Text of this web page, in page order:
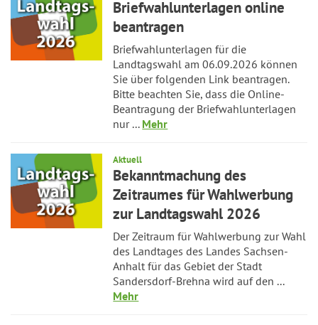
Briefwahlunterlagen online
beantragen
Briefwahlunterlagen für die
Landtagswahl am 06.09.2026 können
Sie über folgenden Link beantragen.
Bitte beachten Sie, dass die Online-
Beantragung der Briefwahlunterlagen
nur ... Mehr
Aktuell
Bekanntmachung des
Zeitraumes für Wahlwerbung
zur Landtagswahl 2026
Der Zeitraum für Wahlwerbung zur Wahl
des Landtages des Landes Sachsen-
Anhalt für das Gebiet der Stadt
Sandersdorf-Brehna wird auf den ...
Mehr